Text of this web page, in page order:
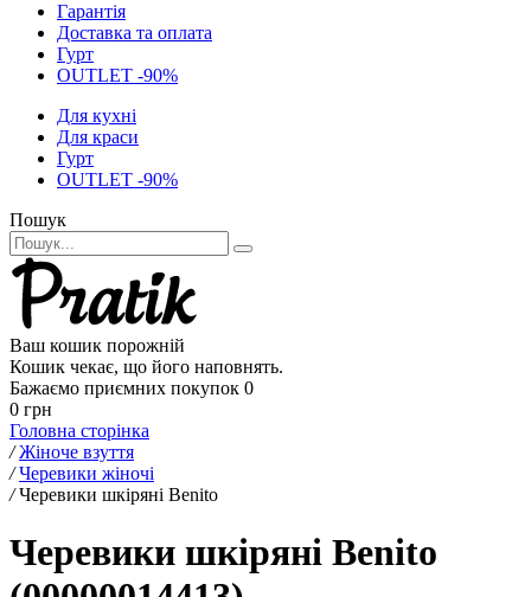
Гарантія
Доставка та оплата
Гурт
OUTLET -90%
Для кухні
Для краси
Гурт
OUTLET -90%
Пошук
Ваш кошик порожній
Кошик чекає, що його наповнять.
Бажаємо приємних покупок 0
0 грн
Головна сторінка
/ Жіноче взуття
/ Черевики жіночі
/ Черевики шкіряні Benito
Черевики шкіряні Benito